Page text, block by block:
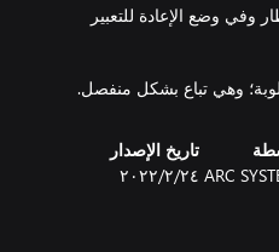
وفي وضع الإعادة للتعبير
ARC
تاريخ الإصدار
٢٤‏/٢‏/٢٠٢٢